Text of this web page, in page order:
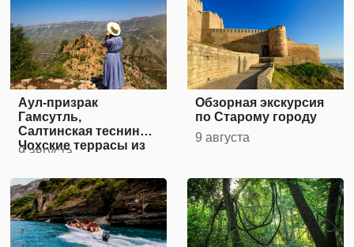
Аул-призрак
Гамсутль,
Салтинская теснина и
Чохские террасы из
9 августа
Обзорная экскурсия
по Cтарому городу
9 августа